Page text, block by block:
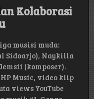
Kolaborasi
musisi muda:
Sidoarjo), Naykilla
(komposer).
Music, video klip
views YouTube